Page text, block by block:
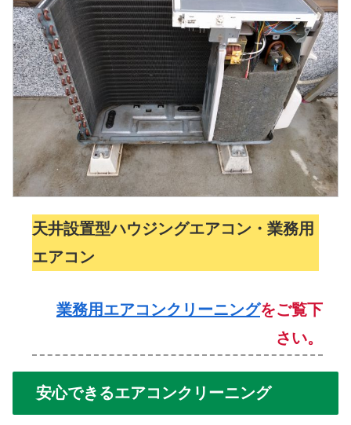
天井設置型ハウジングエアコン・業務用
エアコン
業務用エアコンクリーニングをご覧下
さい。
安心できるエアコンクリーニング